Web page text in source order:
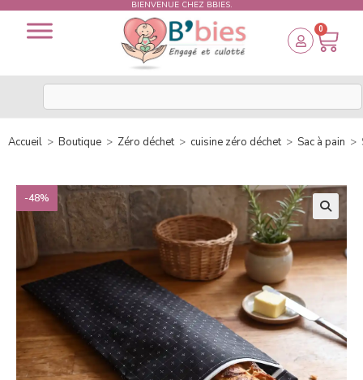
BIENVENUE CHEZ BBIES.
0
Accueil > Boutique > Zéro déchet > cuisine zéro déchet > Sac à pain >
-48%